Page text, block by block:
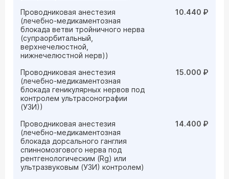
Проводниковая анестезия
(лечебно-медикаментозная
блокада ветви тройничного нерва
(супраорбитальный,
верхнечелюстной,
нижнечелюстной нерв))
10.440 ₽
Проводниковая анестезия
(лечебно-медикаментозная
блокада геникулярных нервов под
контролем ультрасонографии
(УЗИ))
15.000 ₽
Проводниковая анестезия
(лечебно-медикаментозная
блокада дорсального ганглия
спинномозгового нерва под
рентгенологическим (Rg) или
ультразвуковым (УЗИ) контролем)
14.400 ₽